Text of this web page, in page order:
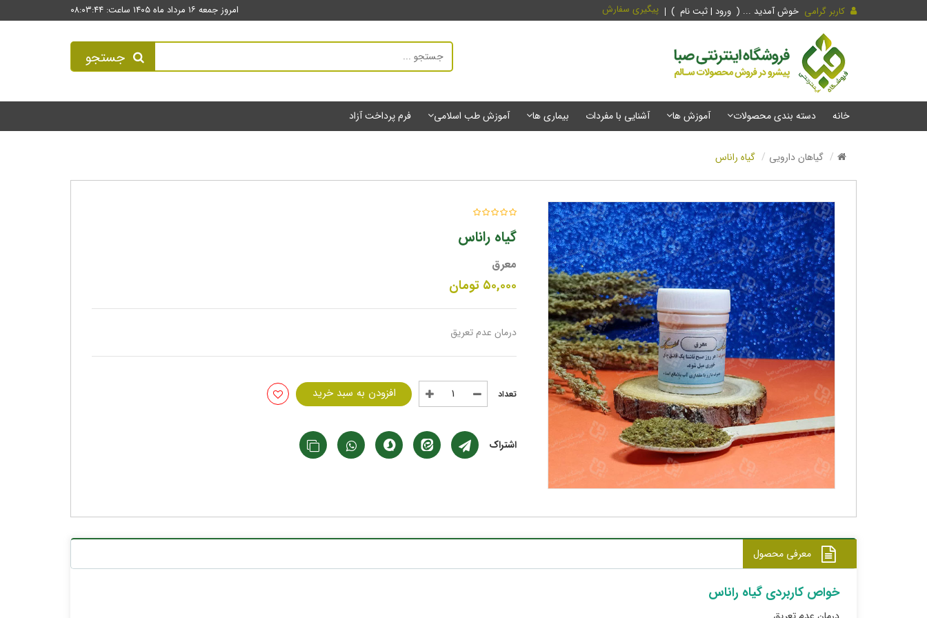
کاربر گرامی خوش آمدید ... ( ورود | ثبت نام ) پیگیری سفارش امروز جمعه ۱۶ مرداد ماه ۱۴۰۵ ساعت: ۰۸:۰۳:۴۴
جستجو
خانه دسته بندی محصولات آموزش ها آشنایی با مفردات بیماری ها آموزش طب اسلامی فرم پرداخت آزاد
گیاهان دارویی گیاه راناس
گیاه راناس
معرق
۵۰,۰۰۰ تومان
درمان عدم تعریق
افزودن به سبد خرید
اشتراک
معرفی محصول
خواص کاربردی گیاه راناس